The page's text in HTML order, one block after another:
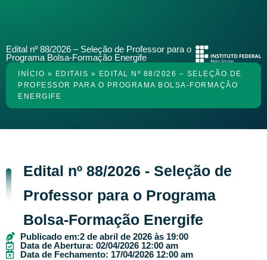
Edital nº 88/2026 – Seleção de Professor para o
Programa Bolsa-Formação Energife
INÍCIO » EDITAIS » EDITAL Nº 88/2026 – SELEÇÃO DE
PROFESSOR PARA O PROGRAMA BOLSA-FORMAÇÃO
ENERGIFE
Edital nº 88/2026 - Seleção de
Professor para o Programa
Bolsa-Formação Energife
Publicado em:2 de abril de 2026 às 19:00
Data de Abertura: 02/04/2026 12:00 am
Data de Fechamento: 17/04/2026 12:00 am